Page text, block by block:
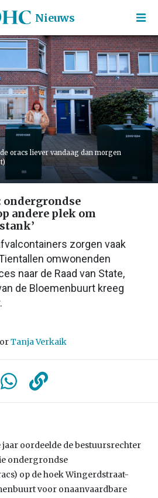
Nieuws
oracs liever vandaag dan morgen
ondergrondse
andere plek om
zorgen vaak
omwonenden
naar de Raad van State,
de Bloemenbuurt kreeg
Tanja Verkaik
jaar oordeelde de bestuursrechter
ondergrondse
op de hoek Wingerdstraat-
voor onaanvaardbare